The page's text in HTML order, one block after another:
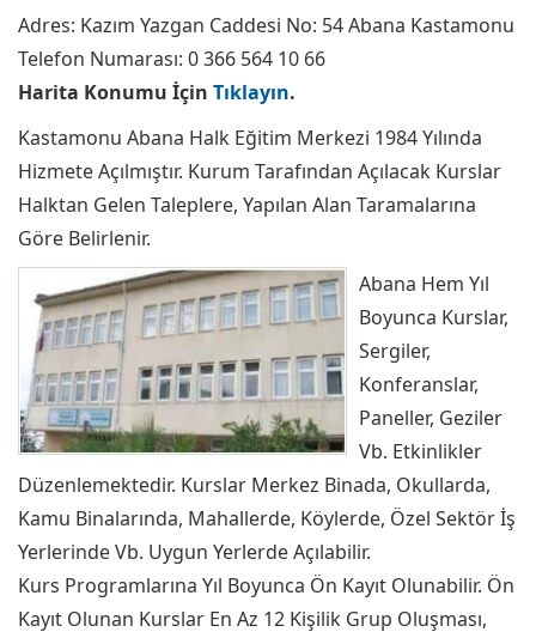
Adres: Kazım Yazgan Caddesi No: 54 Abana Kastamonu
Telefon Numarası: 0 366 564 10 66
Harita Konumu İçin Tıklayın.
Kastamonu Abana Halk Eğitim Merkezi 1984 Yılında
Hizmete Açılmıştır. Kurum Tarafından Açılacak Kurslar
Halktan Gelen Taleplere, Yapılan Alan Taramalarına
Göre Belirlenir.
Abana Hem Yıl
Boyunca Kurslar,
Sergiler,
Konferanslar,
Paneller, Geziler
Vb. Etkinlikler
Düzenlemektedir. Kurslar Merkez Binada, Okullarda,
Kamu Binalarında, Mahallerde, Köylerde, Özel Sektör İş
Yerlerinde Vb. Uygun Yerlerde Açılabilir.
Kurs Programlarına Yıl Boyunca Ön Kayıt Olunabilir. Ön
Kayıt Olunan Kurslar En Az 12 Kişilik Grup Oluşması,